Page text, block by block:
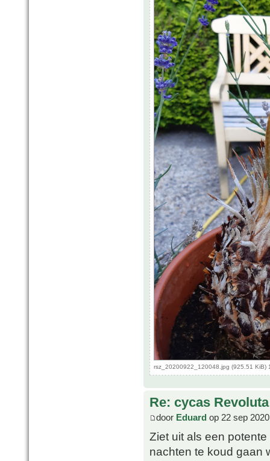
rsz_20200922_120048.jpg (925.51 KiB)
Re: cycas Revoluta
door Eduard op 22 sep
Ziet uit als een
nachten te koud gaan